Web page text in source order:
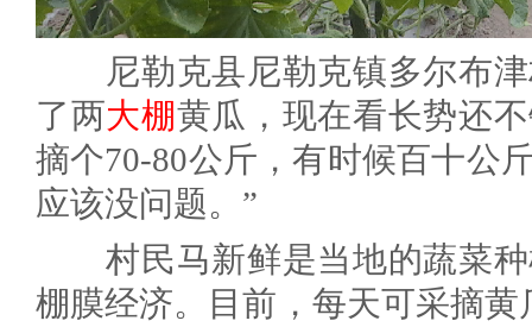
尼勒克县尼勒克镇多尔布津
了两大棚黄瓜，现在看长势还
摘个70-80公斤，有时候百十公
应该没问题。”
村民马新鲜是当地的蔬菜种
棚膜经济。目前，每天可采摘